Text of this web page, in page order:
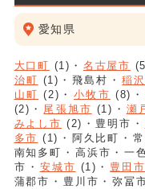
愛知県
大口町 (1) 名古屋市
治町 (1) 飛島村 稲
山町 (2) 小牧市 (8)
(2)
尾張旭市 (1) 瀬
みよし市 (2) 豊明市
多市 (1) 阿久比町
南知多町
高浜市 一
市
安城市 (1) 豊田市
蒲郡市
豊川市 弥冨